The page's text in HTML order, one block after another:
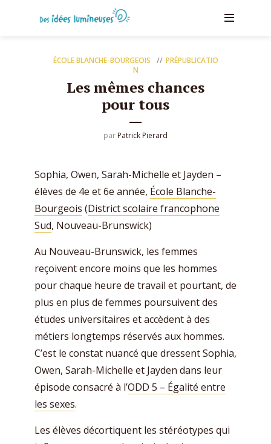
ÉCOLE BLANCHE-BOURGEOIS
PRÉPUBLICATIO
N
Les mêmes chances
pour tous
par Patrick Pierard
Sophia, Owen, Sarah-Michelle et Jayden –
élèves de 4e et 6e année, École Blanche-
Bourgeois (District scolaire francophone
Sud, Nouveau-Brunswick)
Au Nouveau-Brunswick, les femmes
reçoivent encore moins que les hommes
pour chaque heure de travail et pourtant, de
plus en plus de femmes poursuivent des
études universitaires et accèdent à des
métiers longtemps réservés aux hommes.
C’est le constat nuancé que dressent Sophia,
Owen, Sarah-Michelle et Jayden dans leur
épisode consacré à l’ODD 5 – Égalité entre
les sexes.
Les élèves décortiquent les stéréotypes qui